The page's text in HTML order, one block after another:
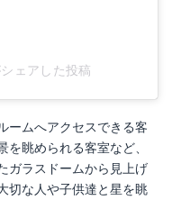
ェアした投稿
ームへアクセスできる客
眺められる客室など、
ガラスドームから見上げ
切な人や子供達と星を眺